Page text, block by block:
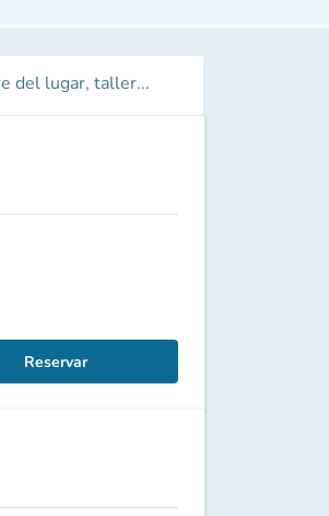
del lugar, taller...
Reservar